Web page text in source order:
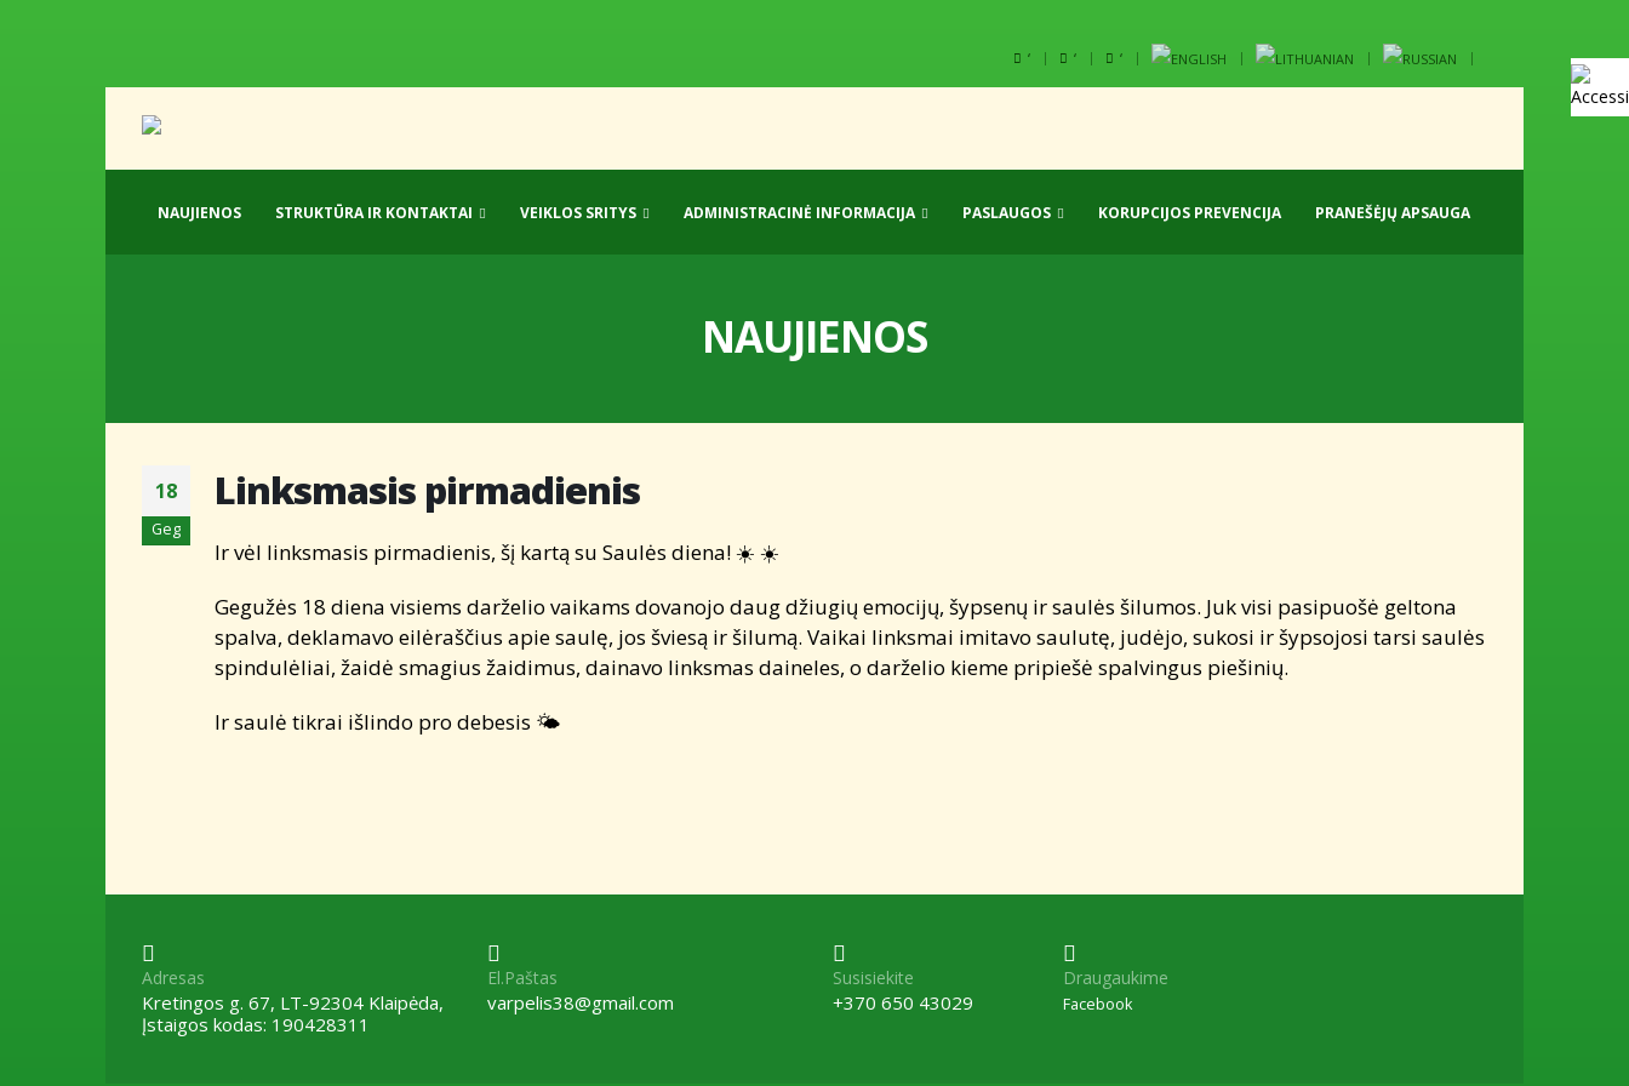
‘ ‘ ‘
NAUJIENOS STRUKTŪRA IR KONTAKTAI VEIKLOS SRITYS ADMINISTRACINĖ INFORMACIJA PASLAUGOS KORUPCIJOS PREVENCIJA PRANEŠĖJŲ APSAUGA
NAUJIENOS
18
Geg
Linksmasis pirmadienis
Ir vėl linksmasis pirmadienis, šį kartą su Saulės diena!☀️ ☀️
Gegužės 18 diena visiems darželio vaikams dovanojo daug džiugių emocijų, šypsenų ir saulės šilumos. Juk visi pasipuošė geltona
spalva, deklamavo eilėraščius apie saulę, jos šviesą ir šilumą. Vaikai linksmai imitavo saulutę, judėjo, sukosi ir šypsojosi tarsi saulės
spindulėliai, žaidė smagius žaidimus, dainavo linksmas daineles, o darželio kieme pripiešė spalvingus piešinių.
Ir saulė tikrai išlindo pro debesis 🌤️
Adresas
Kretingos g. 67, LT-92304 Klaipėda,
Įstaigos kodas: 190428311
El.Paštas
varpelis38@gmail.com
Susisiekite
+370 650 43029
Draugaukime
Facebook